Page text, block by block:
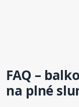
FAQ –
na plné